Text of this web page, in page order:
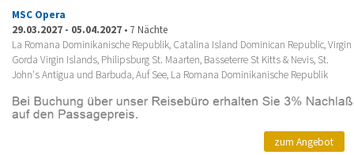
MSC Opera
29.03.2027 - 05.04.2027 • 7 Nächte
La Romana Dominikanische Republik, Catalina Island Dominican Republic, Virgin
Gorda Virgin Islands, Philipsburg St. Maarten, Basseterre St Kitts & Nevis, St.
John's Antigua und Barbuda, Auf See, La Romana Dominikanische Republik
zum Angebot